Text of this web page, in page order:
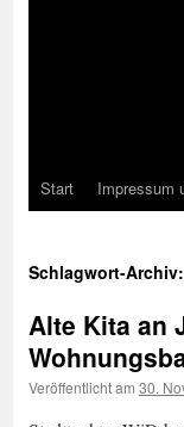
Start Impressum
Schlagwort-Archiv:
Alte Kita an
Veröffentlicht am 30.